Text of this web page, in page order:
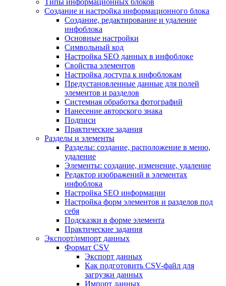
Типы информационных блоков
Создание и настройка информационного блока
Создание, редактирование и удаление
инфоблока
Основные настройки
Символьный код
Настройка SEO данных в инфоблоке
Свойства элементов
Настройка доступа к инфоблокам
Предустановленные данные для полей
элементов и разделов
Системная обработка фотографий
Нанесение авторского знака
Подписи
Практические задания
Разделы и элементы
Разделы: создание, расположение в меню,
удаление
Элементы: создание, изменение, удаление
Редактор изображений в элементах
инфоблока
Настройка SEO информации
Настройка форм элементов и разделов под
себя
Подсказки в форме элемента
Практические задания
Экспорт/импорт данных
Формат CSV
Экспорт данных
Как подготовить CSV-файл для
загрузки данных
Импорт данных